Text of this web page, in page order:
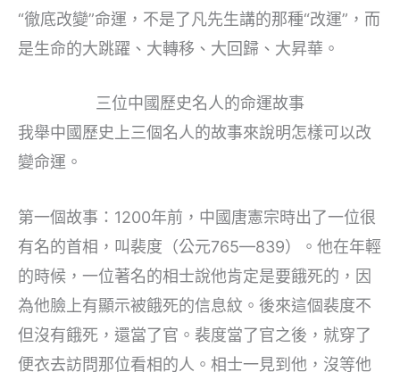
“徹底改變”命運，不是了凡先生講的那種“改運”，而
是生命的大跳躍、大轉移、大回歸、大昇華。
三位中國歷史名人的命運故事
我舉中國歷史上三個名人的故事來說明怎樣可以改
變命運。
第一個故事：1200年前，中國唐憲宗時出了一位很
有名的首相，叫裴度（公元765—839）。他在年輕
的時候，一位著名的相士說他肯定是要餓死的，因
為他臉上有顯示被餓死的信息紋。後來這個裴度不
但沒有餓死，還當了官。裴度當了官之後，就穿了
便衣去訪問那位看相的人。相士一見到他，沒等他